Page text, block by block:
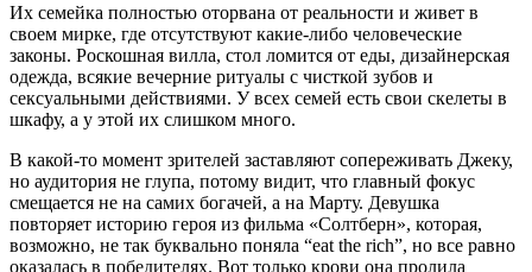
Их семейка полностью оторвана от реальности и живет в
своем мирке, где отсутствуют какие-либо человеческие
законы. Роскошная вилла, стол ломится от еды, дизайнерская
одежда, всякие вечерние ритуалы с чисткой зубов и
сексуальными действиями. У всех семей есть свои скелеты в
шкафу, а у этой их слишком много.
В какой-то момент зрителей заставляют сопереживать Джеку,
но аудитория не глупа, потому видит, что главный фокус
смещается не на самих богачей, а на Марту. Девушка
повторяет историю героя из фильма «Солтберн», которая,
возможно, не так буквально поняла “eat the rich”, но все равно
оказалась в победителях. Вот только крови она пролила